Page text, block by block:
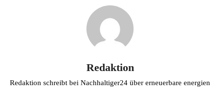
Redaktion
Redaktion schreibt bei Nachhaltiger24 über erneuerbare energien